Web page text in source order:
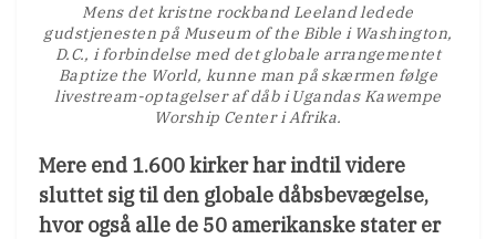
Mens det kristne rockband Leeland ledede
gudstjenesten på Museum of the Bible i Washington,
D.C., i forbindelse med det globale arrangementet
Baptize the World, kunne man på skærmen følge
livestream-optagelser af dåb i Ugandas Kawempe
Worship Center i Afrika.
Mere end 1.600 kirker har indtil videre
sluttet sig til den globale dåbsbevægelse,
hvor også alle de 50 amerikanske stater er